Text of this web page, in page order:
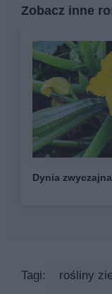
Zobacz inne
Dynia
Tagi: rośliny